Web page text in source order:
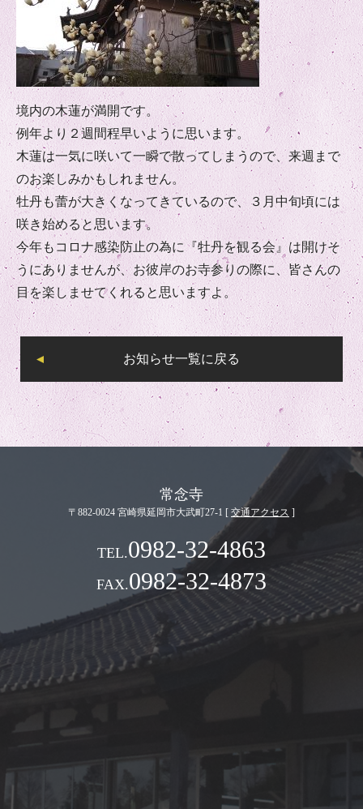
境内の木蓮が満開です。
例年より２週間程早いように思います。
木蓮は一気に咲いて一瞬で散ってしまうので、来週まで
のお楽しみかもしれません。
牡丹も蕾が大きくなってきているので、３月中旬頃には
咲き始めると思います。
今年もコロナ感染防止の為に『牡丹を観る会』は開けそ
うにありませんが、お彼岸のお寺参りの際に、皆さんの
目を楽しませてくれると思いますよ。
お知らせ一覧に戻る
常念寺
〒882-0024 宮崎県延岡市大武町27-1 [ 交通アクセス ]
0982-32-4863
0982-32-4873